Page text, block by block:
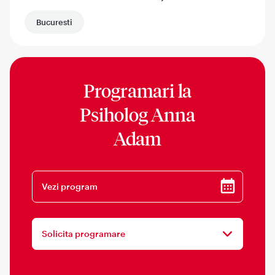
Bucuresti
Programari la
Psiholog Anna
Adam
Vezi program
Solicita programare